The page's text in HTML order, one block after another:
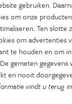
Natuur &
in de
& Brein
hersenen
gebruiken.
om onze
Ten slotte
om advertenties
te houden en om
gemeten gegevens
en nooit
vindt u terug